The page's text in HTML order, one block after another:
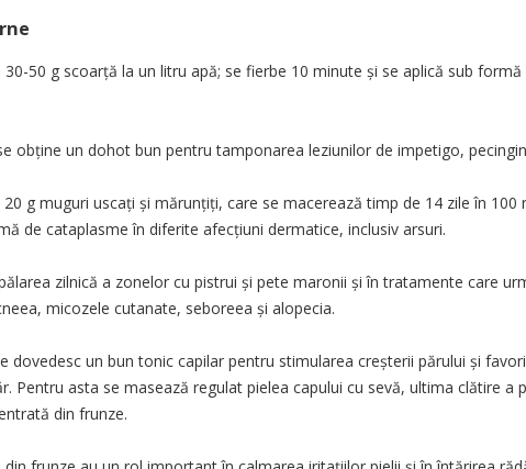
50 g scoarță la un litru apă; se fierbe 10 minute și se aplică sub
obține un dohot bun pentru tamponarea leziunilor de impetigo,
g muguri uscați și mărunțiți, care se macerează timp de 14 zile în 100
de cataplasme în diferite afecțiuni dermatice, inclusiv arsuri.
zilnică a zonelor cu pistrui și pete maronii și în tratamente care
micozele cutanate, seboreea și alopecia.
dovedesc un bun tonic capilar pentru stimularea creșterii părului și
Pentru asta se masează regulat pielea capului cu sevă, ultima clătire a
din frunze.